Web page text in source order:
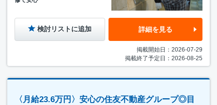
検討リストに追加 詳細を見る
掲載開始日：2026-07-29
掲載終了予定日：2026-08-25
〈月給23.6万円〉安心の住友不動産グループ◎目